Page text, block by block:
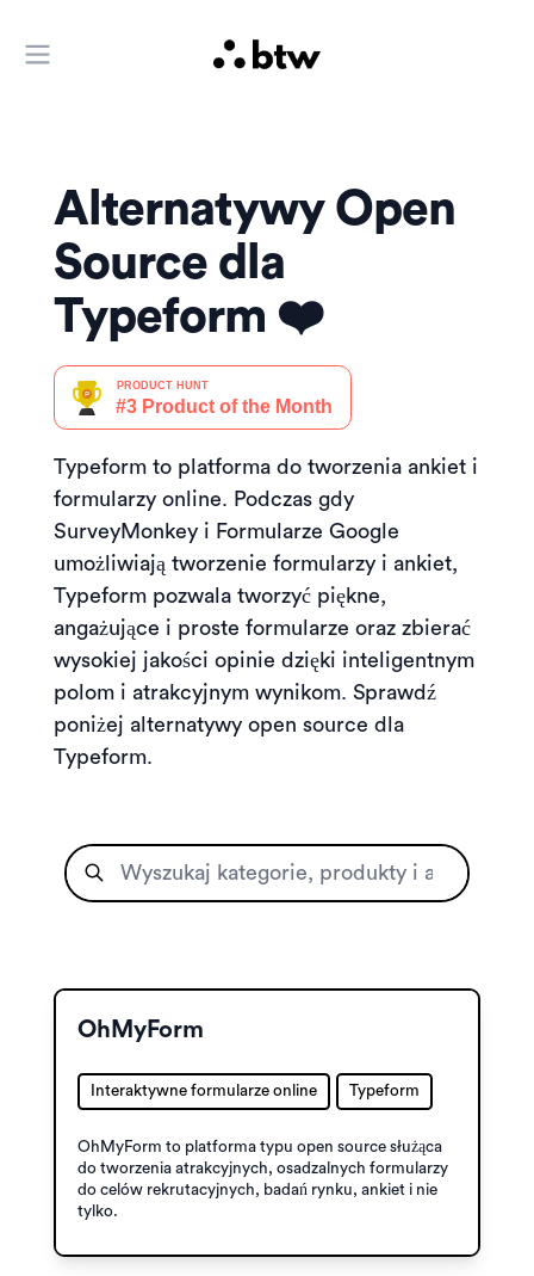
Otwórz menu główne
Alternatywy Open
Source dla
Typeform ❤️
Typeform to platforma do tworzenia ankiet i
formularzy online. Podczas gdy
SurveyMonkey i Formularze Google
umożliwiają tworzenie formularzy i ankiet,
Typeform pozwala tworzyć piękne,
angażujące i proste formularze oraz zbierać
wysokiej jakości opinie dzięki inteligentnym
polom i atrakcyjnym wynikom. Sprawdź
poniżej alternatywy open source dla
Typeform.
OhMyForm
Interaktywne formularze online Typeform
OhMyForm to platforma typu open source służąca
do tworzenia atrakcyjnych, osadzalnych formularzy
do celów rekrutacyjnych, badań rynku, ankiet i nie
tylko.